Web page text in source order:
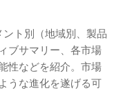
ト別（地域別、製品
ブサマリー、各市場
性などを紹介。市場
うな進化を遂げる可